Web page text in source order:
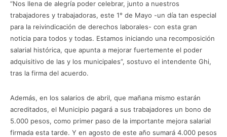
“Nos llena de alegría poder celebrar, junto a nuestros
trabajadores y trabajadoras, este 1° de Mayo -un día tan especial
para la reivindicación de derechos laborales- con esta gran
noticia para todos y todas. Estamos iniciando una recomposición
salarial histórica, que apunta a mejorar fuertemente el poder
adquisitivo de las y los municipales”, sostuvo el intendente Ghi,
tras la firma del acuerdo.
Además, en los salarios de abril, que mañana mismo estarán
acreditados, el Municipio pagará a sus trabajadores un bono de
5.000 pesos, como primer paso de la importante mejora salarial
firmada esta tarde. Y en agosto de este año sumará 4.000 pesos